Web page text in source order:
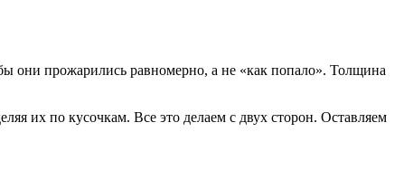
они прожарились равномерно, а не «как попало». Толщина
их по кусочкам. Все это делаем с двух сторон. Оставляем